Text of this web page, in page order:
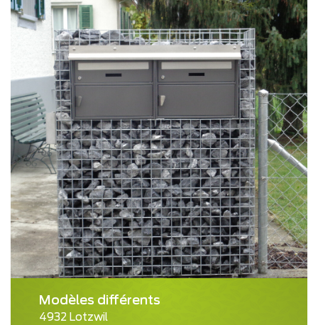
Modèles différents
4932 Lotzwil